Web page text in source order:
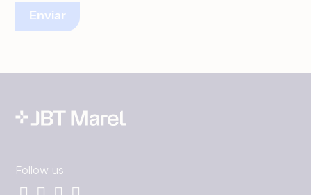
Follow us